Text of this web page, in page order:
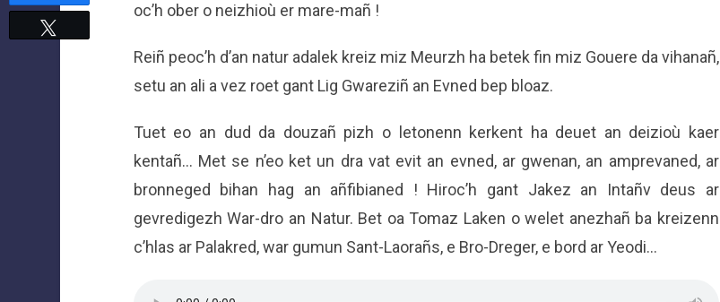
oc’h ober o neizhioù er mare-mañ !
Reiñ peoc’h d’an natur adalek kreiz miz Meurzh ha betek fin miz Gouere da vihanañ,
setu an ali a vez roet gant Lig Gwareziñ an Evned bep bloaz.
Tuet eo an dud da douzañ pizh o letonenn kerkent ha deuet an deizioù kaer
kentañ… Met se n’eo ket un dra vat evit an evned, ar gwenan, an amprevaned, ar
bronneged bihan hag an añfibianed ! Hiroc’h gant Jakez an Intañv deus ar
gevredigezh War-dro an Natur. Bet oa Tomaz Laken o welet anezhañ ba kreizenn
c’hlas ar Palakred, war gumun Sant-Laorañs, e Bro-Dreger, e bord ar Yeodi…